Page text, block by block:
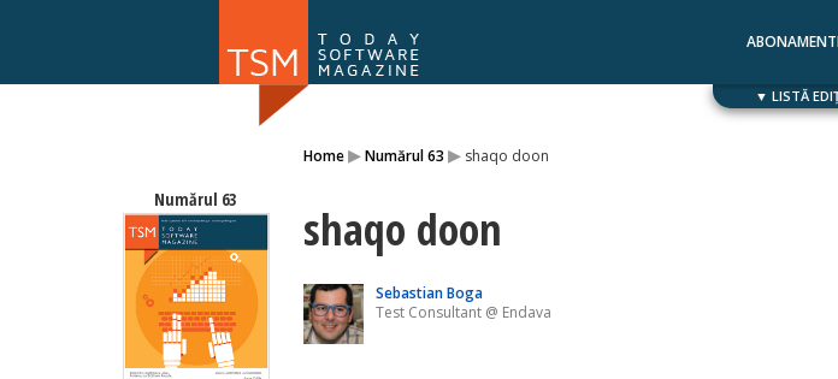
▼ LISTĂ
Home▸Numărul 63 ▸ shaqo doon
Numărul 63
shaqo doon
Sebastian Boga
Test Consultant @ Endava